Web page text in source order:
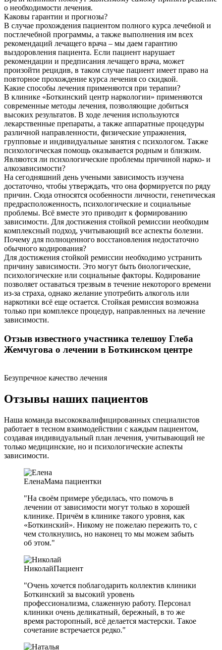
о необходимости лечения.
Каковы гарантии и прогнозы?
В случае прохождения пациентом полного курса лечебной и
постлечебной программы, а также выполнения им всех
рекомендаций лечащего врача – мы даем гарантию
выздоровления пациента. Если пациент нарушает
рекомендации и предписания лечащего врача, может
произойти рецидив, в таком случае пациент имеет право на
повторное прохождение курса лечения со скидкой.
Какие способы лечения применяются при терапии?
В клинике «Боткинский центр наркологии» применяются
современные методы лечения, позволяющие добиться
высоких результатов. В ходе лечения используются
лекарственные препараты, а также аппаратные процедуры
различной направленности, физические упражнения,
групповые и индивидуальные занятия с психологом. Также
психологическая помощь оказывается родным и близким.
Являются ли психологические проблемы причиной нарко- и
алкозависимости?
На сегодняшний день учеными зависимость изучена
достаточно, чтобы утверждать, что она формируется по ряду
причин. Сюда относятся особенности личности, генетическая
предрасположенность, психологические и социальные
проблемы. Всё вместе это приводит к формированию
зависимости. Для достижения стойкой ремиссии необходим
комплексный подход, учитывающий все аспекты болезни.
Почему для полноценного восстановления недостаточно
обычного кодирования?
Для достижения стойкой ремиссии необходимо устранить
причину зависимости. Это могут быть биологические,
психологические или социальные факторы. Кодирование
позволяет оставаться трезвым в течение некоторого времени
из-за страха, однако желание употребить алкоголь или
наркотики всё еще остается. Стойкая ремиссия возможна
только при комплексе процедур, направленных на лечение
зависимости.
Отзыв известного участника телешоу Глеба
Жемчугова о лечении в Боткинском центре
Безупречное качество лечения
Отзывы наших пациентов
Наша команда высококвалифицированных специалистов
работает в тесном взаимодействии с каждым пациентом,
создавая индивидуальный план лечения, учитывающий не
только медицинские, но и психологические аспекты
зависимости.
ЕленаМама пациентки
"На своём примере убедилась, что помочь в
лечении от зависимости могут только в хорошей
клинике. Причём в клинике такого уровня, как
«Боткинский». Никому не пожелаю пережить то, с
чем столкнулись, но наконец то мы можем забыть
об этом."
НиколайПациент
"Очень хочется поблагодарить коллектив клиники
Боткинский за высокий уровень
профессионализма, слаженную работу. Персонал
клиники очень деликатный, бережный, в то же
время расторопный, всё делается мастерски. Такое
сочетание встречается редко."